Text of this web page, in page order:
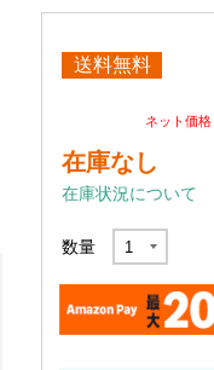
送料無料
ネット価格
在庫なし
在庫状況について
数量